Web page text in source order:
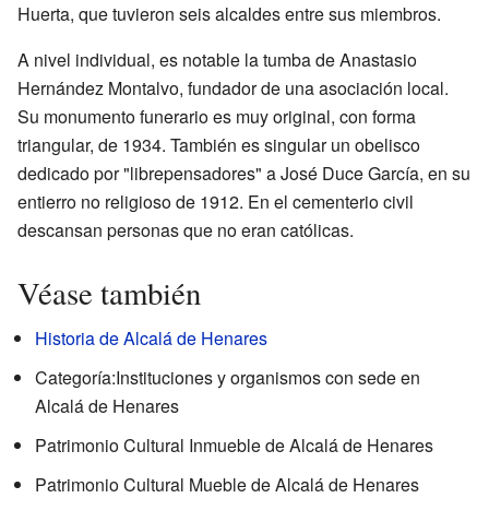
Huerta, que tuvieron seis alcaldes entre sus miembros.
A nivel individual, es notable la tumba de Anastasio
Hernández Montalvo, fundador de una asociación local.
Su monumento funerario es muy original, con forma
triangular, de 1934. También es singular un obelisco
dedicado por "librepensadores" a José Duce García, en su
entierro no religioso de 1912. En el cementerio civil
descansan personas que no eran católicas.
Véase también
Historia de Alcalá de Henares
Categoría:Instituciones y organismos con sede en
Alcalá de Henares
Patrimonio Cultural Inmueble de Alcalá de Henares
Patrimonio Cultural Mueble de Alcalá de Henares